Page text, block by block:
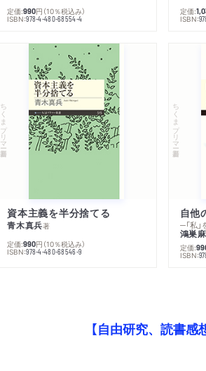
定価:990円 （10％税込み）
ISBN:978-4-480-68554-4
定価:
ISBN:
ちくまプリマー新書
資本主義を半分捨てる
青木真兵著
定価:990円 （10％税込み）
ISBN:978-4-480-68546-9
ちくまプリマー新書
自他
─「私
鴻巣
定価:
ISBN:
【自由研究、読書